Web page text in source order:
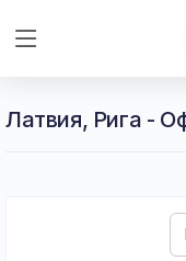
Латвия, Рига -